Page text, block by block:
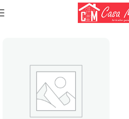
Varios (Menaje)